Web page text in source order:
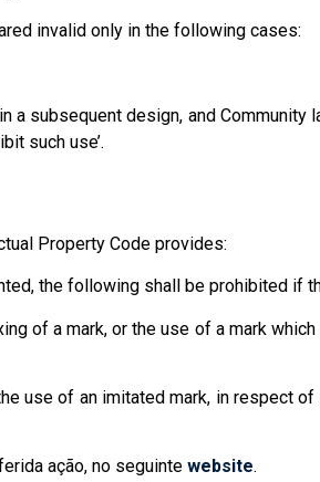
invalid only in the following cases:
design, and Community
such use’.
Property Code provides:
the following shall be prohibited
of a mark, or the use of a mark
of an imitated mark, in respect of
ação, no seguinte website.